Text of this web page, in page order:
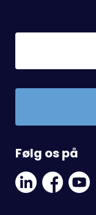
Følg os på
Linkedin
Social
Link
Facebook
Social
Link
Youtube
Link